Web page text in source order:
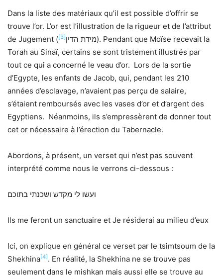
Dans la liste des matériaux qu’il est possible d’offrir se
trouve l’or. L’or est l’illustration de la rigueur et de l’attribut
de Jugement (מידת הדין[3]
). Pendant que Moïse recevait la
Torah au Sinaï, certains se sont tristement illustrés par
tout ce qui a concerné le veau d’or. Lors de la sortie
d’Egypte, les enfants de Jacob, qui, pendant les 210
années d’esclavage, n’avaient pas perçu de salaire,
s’étaient remboursés avec les vases d’or et d’argent des
Egyptiens. Néanmoins, ils s’empressèrent de donner tout
cet or nécessaire à l’érection du Tabernacle.
Abordons, à présent, un verset qui n’est pas souvent
interprété comme nous le verrons ci-dessous :
ועשו לי מקדש ושכנתי בתוכם
Ils me feront un sanctuaire et Je résiderai au milieu d’eux
Ici, on explique en général ce verset par le tsimtsoum de la
Shekhina[4] . En réalité, la Shekhina ne se trouve pas
seulement dans le mishkan mais aussi elle se trouve au